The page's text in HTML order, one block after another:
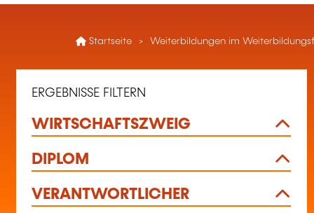
Startseite Weiterbildungen im
ERGEBNISSE FILTERN
WIRTSCHAFTSZWEIG
DIPLOM
VERANTWORTLICHER